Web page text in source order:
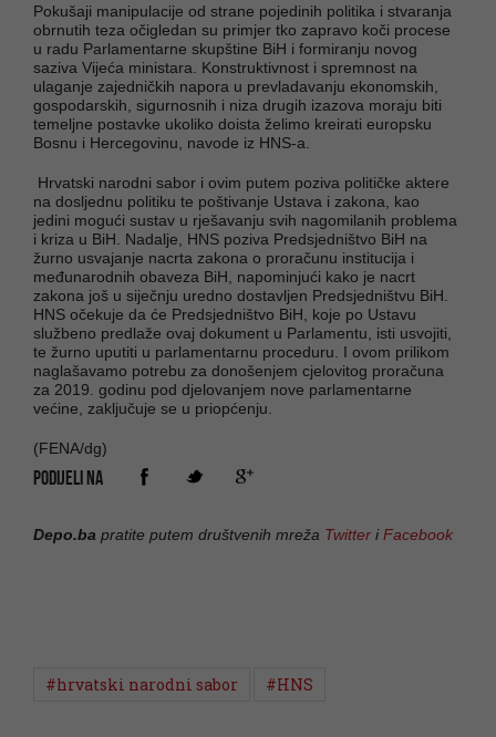
Pokušaji manipulacije od strane pojedinih politika i stvaranja
obrnutih teza očigledan su primjer tko zapravo koči procese
u radu Parlamentarne skupštine BiH i formiranju novog
saziva Vijeća ministara. Konstruktivnost i spremnost na
ulaganje zajedničkih napora u prevladavanju ekonomskih,
gospodarskih, sigurnosnih i niza drugih izazova moraju biti
temeljne postavke ukoliko doista želimo kreirati europsku
Bosnu i Hercegovinu, navode iz HNS-a.
Hrvatski narodni sabor i ovim putem poziva političke aktere
na dosljednu politiku te poštivanje Ustava i zakona, kao
jedini mogući sustav u rješavanju svih nagomilanih problema
i kriza u BiH. Nadalje, HNS poziva Predsjedništvo BiH na
žurno usvajanje nacrta zakona o proračunu institucija i
međunarodnih obaveza BiH, napominjući kako je nacrt
zakona još u siječnju uredno dostavljen Predsjedništvu BiH.
HNS očekuje da će Predsjedništvo BiH, koje po Ustavu
službeno predlaže ovaj dokument u Parlamentu, isti usvojiti,
te žurno uputiti u parlamentarnu proceduru. I ovom prilikom
naglašavamo potrebu za donošenjem cjelovitog proračuna
za 2019. godinu pod djelovanjem nove parlamentarne
većine, zaključuje se u priopćenju.
(FENA/dg)
PODIJELI NA
Depo.ba pratite putem društvenih mreža Twitter iFacebook
#hrvatski narodni sabor #HNS